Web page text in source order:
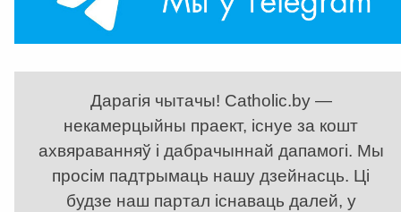
Дарагія чытачы! Catholic.by —
некамерцыйны праект, існуе за кошт
ахвяраванняў і дабрачыннай дапамогі. Мы
просім падтрымаць нашу дзейнасць. Ці
будзе наш партал існаваць далей, у